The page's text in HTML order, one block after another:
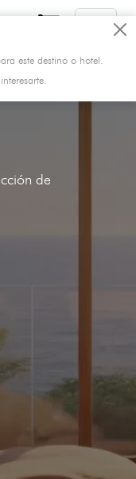
Habitación
de
este destino o hotel.